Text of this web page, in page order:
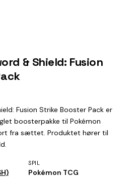
& Shield: Fusion
Fusion Strike Booster Pack er
boosterpakke til Pokémon
fra sættet. Produktet hører til
SPIL
Pokémon TCG